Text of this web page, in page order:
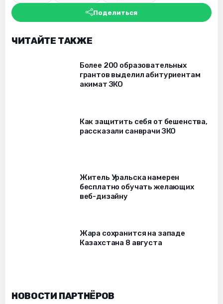
Поделиться
ЧИТАЙТЕ ТАКЖЕ
Более 200 образовательных
грантов выделил абитуриентам
акимат ЗКО
Как защитить себя от бешенства,
рассказали санврачи ЗКО
Житель Уральска намерен
бесплатно обучать желающих
веб-дизайну
Жара сохранится на западе
Казахстана 8 августа
НОВОСТИ ПАРТНЁРОВ